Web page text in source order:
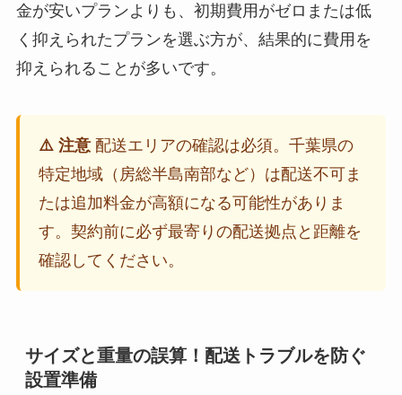
金が安いプランよりも、初期費用がゼロまたは低
く抑えられたプランを選ぶ方が、結果的に費用を
抑えられることが多いです。
⚠️ 注意 配送エリアの確認は必須。千葉県の
特定地域（房総半島南部など）は配送不可ま
たは追加料金が高額になる可能性がありま
す。契約前に必ず最寄りの配送拠点と距離を
確認してください。
サイズと重量の誤算！配送トラブルを防ぐ
設置準備